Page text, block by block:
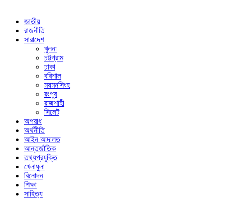
জাতীয়
রাজনীতি
সারাদেশ
খুলনা
চট্টগ্রাম
ঢাকা
বরিশাল
ময়মনসিংহ
রংপুর
রাজশাহী
সিলেট
অপরাধ
অর্থনীতি
আইন আদালত
আন্তর্জাতিক
তথ্যপ্রযুক্তি
খেলাধুলা
বিনোদন
শিক্ষা
সাহিত্য